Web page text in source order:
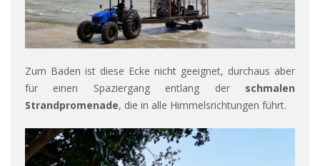
Zum Baden ist diese Ecke nicht geeignet, durchaus aber
für einen Spaziergang entlang der schmalen
Strandpromenade, die in alle Himmelsrichtungen führt.